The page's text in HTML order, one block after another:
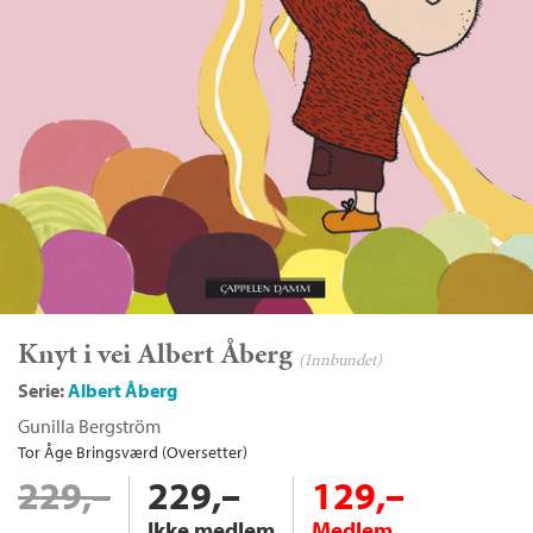
Knyt i vei Albert Åberg (Innbundet)
Serie:Albert Åberg
Gunilla Bergström
Tor Åge Bringsværd (Oversetter)
229,– 229,– 129,–